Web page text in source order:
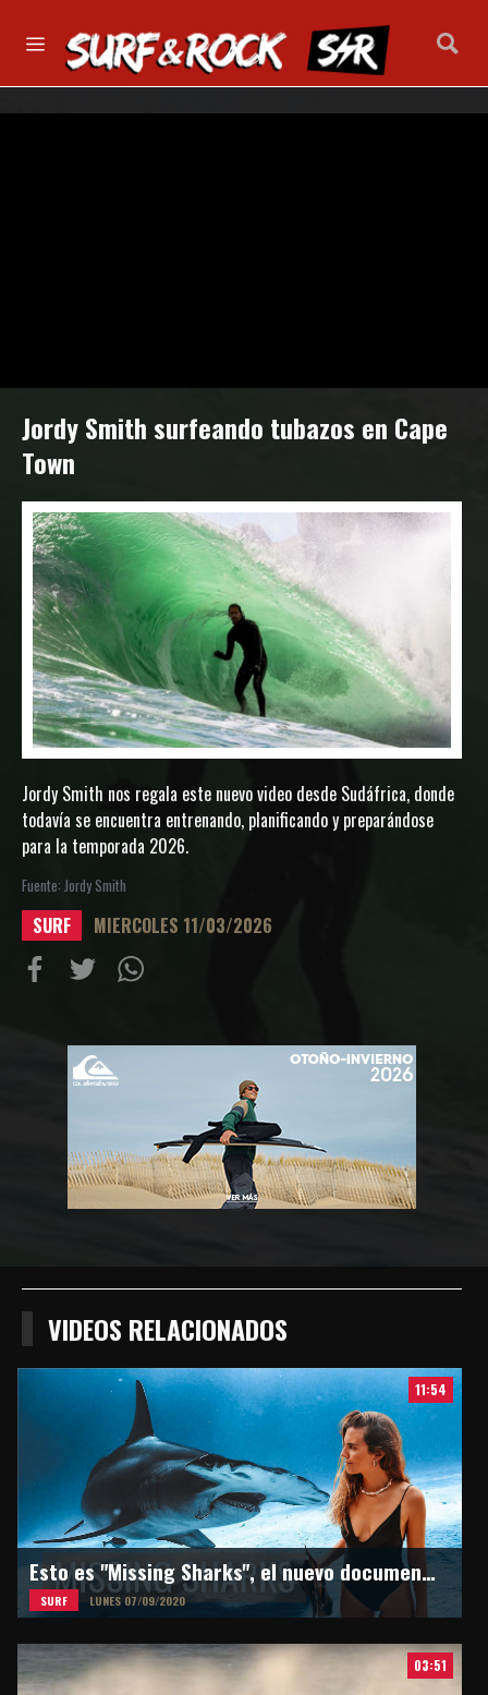
Jordy Smith surfeando tubazos en Cape
Town
Jordy Smith nos regala este nuevo video desde Sudáfrica, donde
todavía se encuentra entrenando, planificando y preparándose
para la temporada 2026.
Fuente: Jordy Smith
SURF MIERCOLES 11/03/2026
FacebookTwitter
VIDEOS RELACIONADOS
11:54
Esto es "Missing Sharks", el nuevo documental de Martina Alvarez
SURF LUNES 07/09/2020
03:51